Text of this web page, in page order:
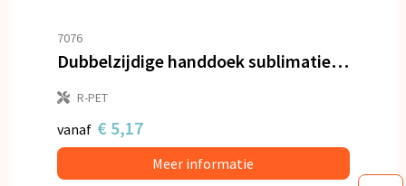
7076
Dubbelzijdige handdoek sublimatie 50 x 100 cm 400 g/m²
R-PET
vanaf € 5,17
Meer informatie